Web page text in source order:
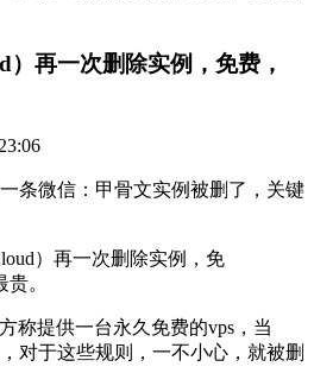
）再一次删除实例，免费，
条微信：甲骨文实例被删了，关键
称提供一台永久免费的vps，当
对于这些规则，一不小心，就被删